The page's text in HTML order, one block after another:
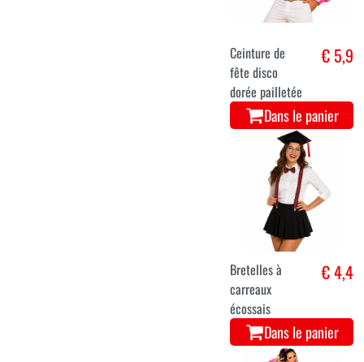
Ceinture de
fête disco
dorée pailletée
€ 5,9
Dans le panier
Bretelles à
carreaux
écossais
€ 4,4
Dans le panier